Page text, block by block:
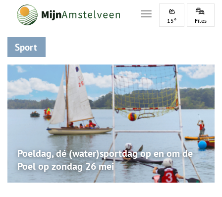
Toggle navigation
15° Files
Sport
Poeldag, dé (water)sportdag op en om de
Poel op zondag 26 mei